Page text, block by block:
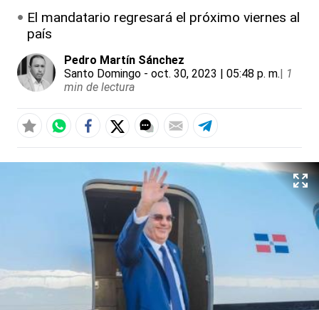
El mandatario regresará el próximo viernes al
país
Pedro Martín Sánchez
Santo Domingo - oct. 30, 2023 | 05:48 p. m.| 1
min de lectura